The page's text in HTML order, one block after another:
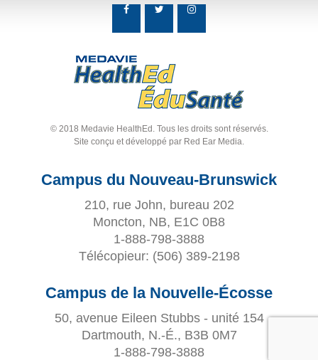
© 2018 Medavie HealthEd. Tous les droits sont réservés.
Site conçu et développé par Red Ear Media
Campus du Nouveau-Brunswick
210, rue John, bureau 202
Moncton, NB, E1C 0B8
1-888-798-3888
Télécopieur: (506) 389-2198
Campus de la Nouvelle-Écosse
50, avenue Eileen Stubbs - unité 154
Dartmouth, N.-É., B3B 0M7
1-888-798-3888